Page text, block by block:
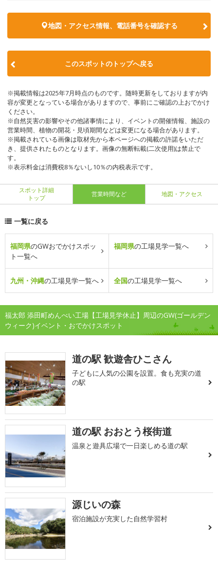
地図・アクセス情報、電話番号を確認する
このスポットのトップへ戻る
※掲載情報は2025年7月時点のものです。随時更新をしておりますが内
容が変更となっている場合がありますので、事前にご確認の上おでかけ
ください。
※自然災害の影響やその他諸事情により、イベントの開催情報、施設の
営業時間、植物の開花・見頃期間などは変更になる場合があります。
※掲載されている画像は取材先から本ページへの掲載の許諾をいただ
き、提供されたものとなります。画像の無断転載(二次使用)は禁止で
す。
※表示料金は消費税8％ないし10％の内税表示です。
スポット詳細
トップ
営業時間など 地図・アクセス
一覧に戻る
福岡県のGWおでかけスポッ
ト一覧へ
福岡県の工場見学一覧へ
九州・沖縄の工場見学一覧へ 全国の工場見学一覧へ
福太郎 添田町めんべい工場【工場見学休止】周辺のGW(ゴールデン
ウィーク)イベント・おでかけスポット
道の駅 歓遊舎ひこさん
子どもに人気の公園を設置。食も充実の道
の駅
道の駅 おおとう桜街道
温泉と遊具広場で一日楽しめる道の駅
源じいの森
宿泊施設が充実した自然学習村